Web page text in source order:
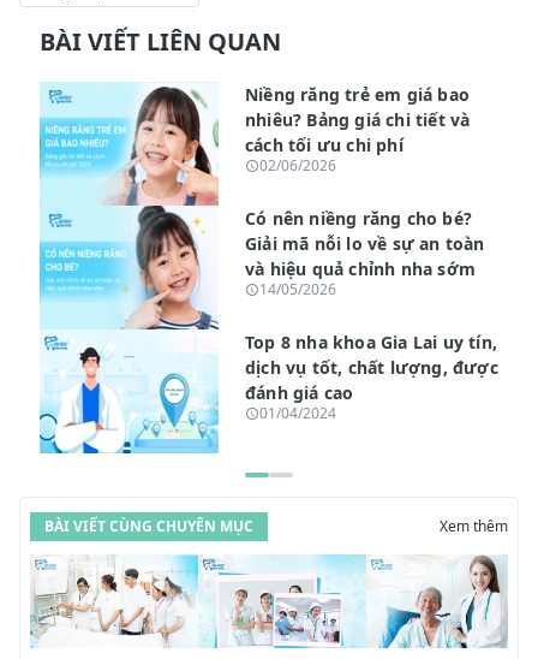
BÀI VIẾT LIÊN QUAN
Niềng răng trẻ em giá bao
nhiêu? Bảng giá chi tiết và
cách tối ưu chi phí
02/06/2026
Có nên niềng răng cho bé?
Giải mã nỗi lo về sự an toàn
và hiệu quả chỉnh nha sớm
14/05/2026
Top 8 nha khoa Gia Lai uy tín,
dịch vụ tốt, chất lượng, được
đánh giá cao
01/04/2024
BÀI VIẾT CÙNG CHUYÊN MỤC Xem thêm